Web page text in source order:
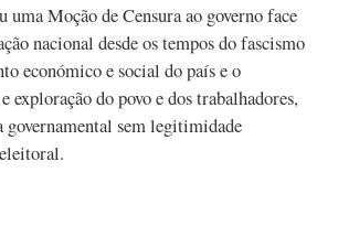
uma Moção de Censura ao governo face
nacional desde os tempos do fascismo
económico e social do país e o
exploração do povo e dos trabalhadores,
sem legitimidade